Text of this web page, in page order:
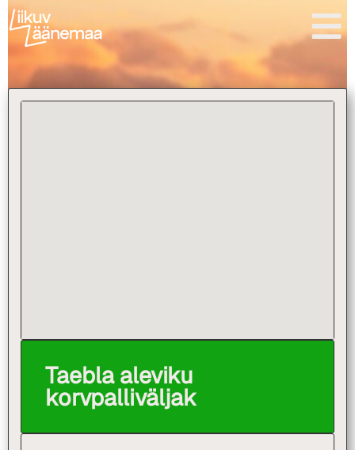
content
Taebla aleviku
korvpalliväljak